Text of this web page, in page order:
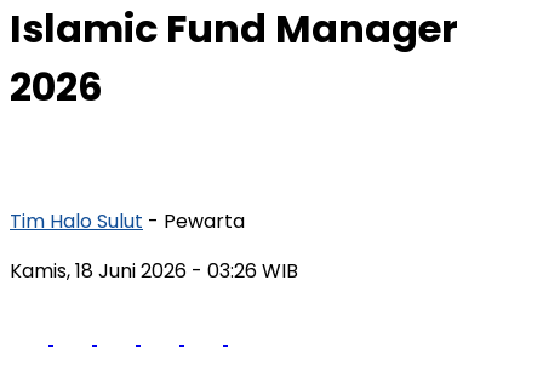
Islamic Fund Manager
2026
Tim Halo Sulut - Pewarta
Kamis, 18 Juni 2026 - 03:26 WIB